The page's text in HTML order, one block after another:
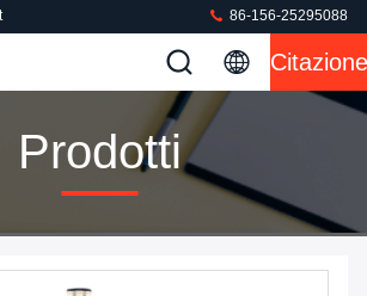
86-156-25295088
Citazione
Prodotti